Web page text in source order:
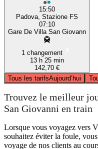
15:50
Padova, Stazione FS
07:10
Gare De Villa San Giovann
1 changement
13 h 25 min
142,70 €
Tous les tarifsAujourd’hui
Trouvez le meilleur
San Giovanni en train
Lorsque vous voyagez vers
souhaitez éviter la foule,
voyage de nos clients au